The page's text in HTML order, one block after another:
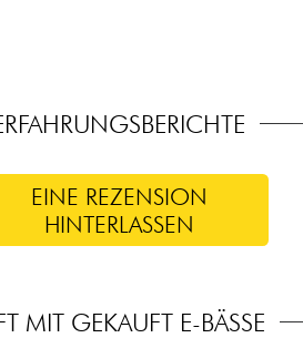
EINE REZENSION
HINTERLASSEN
MIT GEKAUFT E-BÄSSE